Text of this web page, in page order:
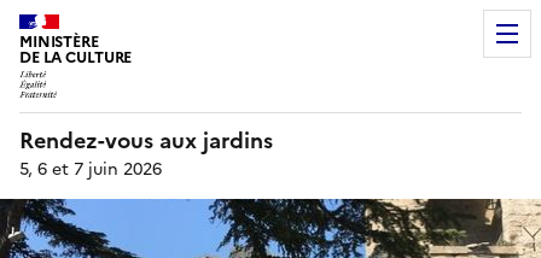
MINISTÈRE
DE LA CULTURE
Rendez-vous aux jardins
5, 6 et 7 juin 2026